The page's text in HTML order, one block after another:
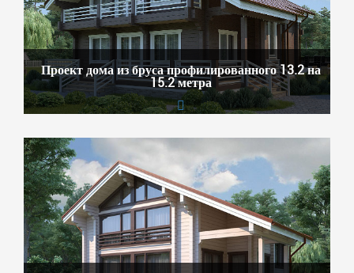
Проект дома из бруса профилированного 13.2 на
15.2 метра